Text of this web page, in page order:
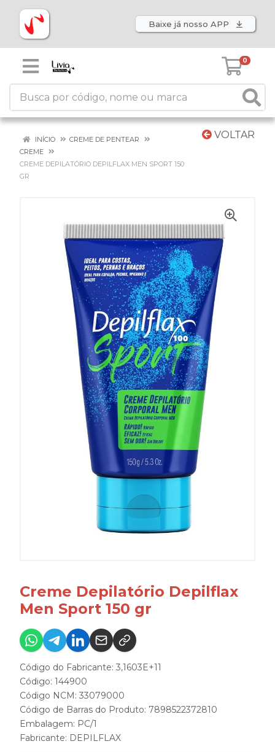
Baixe já nosso APP
0
VOLTAR
INÍCIO
CREME DE PENTEAR
CREME
CREME DEPILATÓRIO DEPILFLAX MEN SPORT 150
GR
Creme Depilatório Depilflax
Men Sport 150 gr
Código do Fabricante: 3,1603E+11
Código: 144900
Código NCM: 33079000
Código de Barras do Produto: 7898522372810
Embalagem: PC/1
Fabricante: DEPILFLAX